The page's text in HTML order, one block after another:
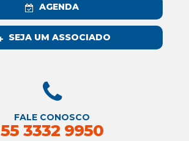
AGENDA
SEJA UM ASSOCIADO
FALE CONOSCO
55 3332 9950